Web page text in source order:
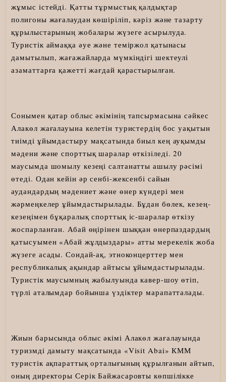
жұмыс істейді. Қатты тұрмыстық қалдықтар
полигоны жағалаудан көшіріліп, кәріз және тазарту
құрылыстарының жобалары жүзеге асырылуда.
Туристік аймаққа әуе және теміржол қатынасы
дамытылып, жағажайларда мүмкіндігі шектеулі
азаматтарға қажетті жағдай қарастырылған.
Сонымен қатар облыс әкімінің тапсырмасына сәйкес
Алакөл жағалауына келетін туристердің бос уақытын
тиімді ұйымдастыру мақсатында биыл кең ауқымды
мәдени және спорттық шаралар өткізіледі. 20
маусымда шомылу кезеңі салтанатты ашылу рәсімі
өтеді. Одан кейін әр сенбі-жексенбі сайын
аудандардың мәдениет және өнер күндері мен
жәрмеңкелер ұйымдастырылады. Бұдан бөлек, кезең-
кезеңімен бұқаралық спорттық іс-шаралар өткізу
жоспарланған. Абай өңірінен шыққан өнерпаздардың
қатысуымен «Абай жұлдыздары» атты мерекелік жоба
жүзеге асады. Сондай-ақ, этноконцерттер мен
республикалық ақындар айтысы ұйымдастырылады.
Туристік маусымның жабылуында кавер-шоу өтіп,
түрлі аталымдар бойынша үздіктер марапатталады.
Жиын барысында облыс әкімі Алакөл жағалауында
туризмді дамыту мақсатында «Visit Abai» КММ
туристік ақпараттық орталығының құрылғанын айтып,
оның директоры Серік Байжасаровты көпшілікке